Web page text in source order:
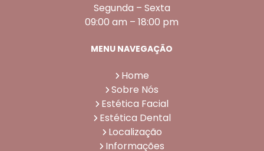
Segunda – Sexta
09:00 am – 18:00 pm
MENU NAVEGAÇÃO
Home
Sobre Nós
Estética Facial
Estética Dental
Localização
Informações